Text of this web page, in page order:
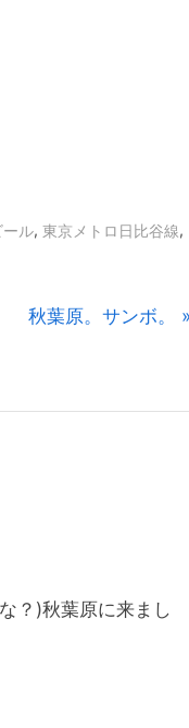
ール, 東京メトロ日比谷線,
N
t
秋葉原。サンボ。
？)秋葉原に来まし